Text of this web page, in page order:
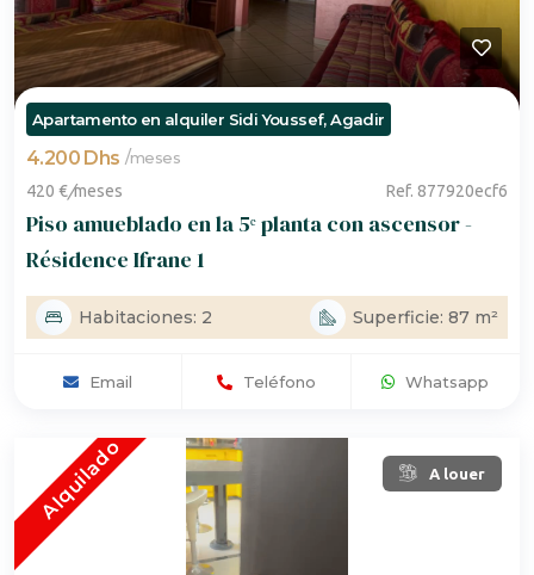
Apartamento en alquiler Sidi Youssef, Agadir
4.200 Dhs /meses
420 €/meses Ref. 877920ecf6
Piso amueblado en la 5ᵉ planta con ascensor -
Résidence Ifrane 1
Habitaciones: 2 Superficie: 87 m²
Email Teléfono Whatsapp
Alquilado A louer